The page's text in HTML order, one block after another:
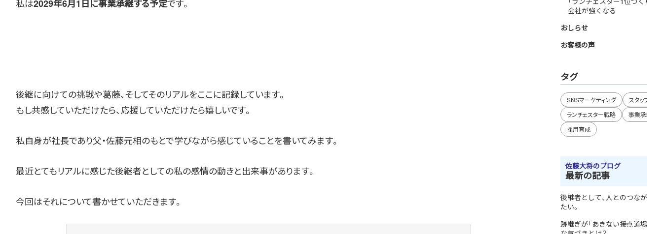
私は2029年6月1日に事業承継する予定です。
後継に向けての挑戦や葛藤、そしてそのリアルをここに記録しています。
もし共感していただけたら、応援していただけたら嬉しいです。
私自身が社長であり父・佐藤元相のもとで学びながら感じていることを書いてみます。
最近とてもリアルに感じた後継者としての私の感情の動きと出来事があります。
今回はそれについて書かせていただきます。
会社が強くなる
おしらせ
お客様の声
タグ
SNSマーケティング
スタッフブロ
ランチェスター戦略
事業承継
採用育成
佐藤大将のブログ
最新の記事
後継者として、人とのつながり
たい。
跡継ぎが「あきない接点道場」で